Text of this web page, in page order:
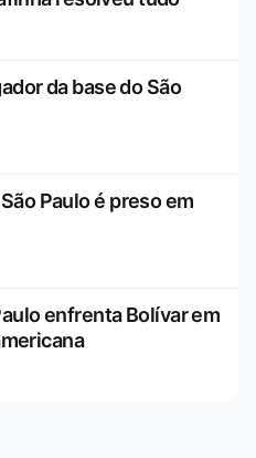
da base do São
Paulo é preso em
enfrenta Bolívar em